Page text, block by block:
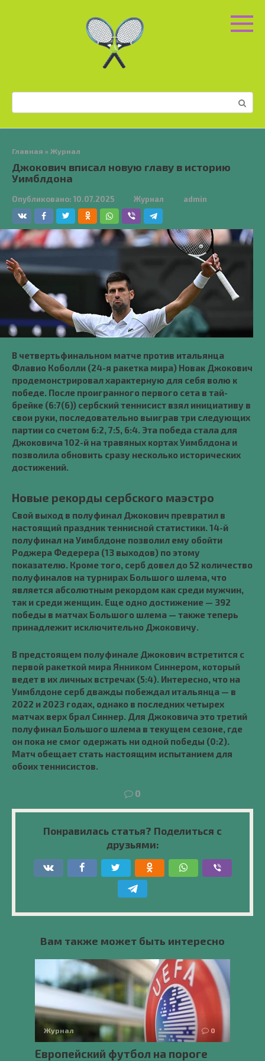
Поиск:
Главная » Журнал
Джокович вписал новую главу в историю
Уимблдона
Опубликовано: 10.07.2025 Журнал admin
В четвертьфинальном матче против итальянца
Флавио Коболли (24-я ракетка мира) Новак Джокович
продемонстрировал характерную для себя волю к
победе. После проигранного первого сета в тай-
брейке (6:7(6)) сербский теннисист взял инициативу в
свои руки, последовательно выиграв три следующих
партии со счетом 6:2, 7:5, 6:4. Эта победа стала для
Джоковича 102-й на травяных кортах Уимблдона и
позволила обновить сразу несколько исторических
достижений.
Новые рекорды сербского маэстро
Свой выход в полуфинал Джокович превратил в
настоящий праздник теннисной статистики. 14-й
полуфинал на Уимблдоне позволил ему обойти
Роджера Федерера (13 выходов) по этому
показателю. Кроме того, серб довел до 52 количество
полуфиналов на турнирах Большого шлема, что
является абсолютным рекордом как среди мужчин,
так и среди женщин. Еще одно достижение — 392
победы в матчах Большого шлема — также теперь
принадлежит исключительно Джоковичу.
В предстоящем полуфинале Джокович встретится с
первой ракеткой мира Янником Синнером, который
ведет в их личных встречах (5:4). Интересно, что на
Уимблдоне серб дважды побеждал итальянца — в
2022 и 2023 годах, однако в последних четырех
матчах верх брал Синнер. Для Джоковича это третий
полуфинал Большого шлема в текущем сезоне, где
он пока не смог одержать ни одной победы (0:2).
Матч обещает стать настоящим испытанием для
обоих теннисистов.
0
Понравилась статья? Поделиться с
друзьями:
Вам также может быть интересно
Журнал 0
Европейский футбол на пороге